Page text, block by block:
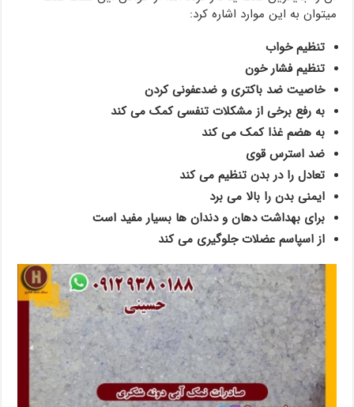
میتوان به این موارد اشاره کرد:
تنظیم خواب
تنظیم فشار خون
خاصیت ضد باکتری و ضدعفونی کردن
به رفع برخی از مشکلات تنفسی کمک می کند
به هضم غذا کمک می کند
ضد استرس قوی
تعادل را در بدن تنظیم می کند
ایمنی بدن را بالا می برد
برای بهداشت دهان و دندان ها بسیار مفید است
از اسپاسم عضلات جلوگیری می کند